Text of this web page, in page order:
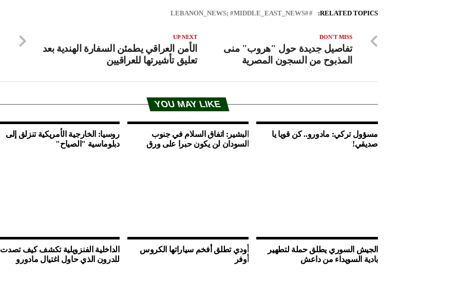
RELATED TOPICS:
#LEBANON_NEWS; #MIDDLE_EAST_NEWS
UP NEXT
الأمن العراقي يطمئن السفارة الهندية بعد
تعليق تأشيرتها للعراقيين
DON'T MISS
تفاصيل جديدة حول "هروب" منى
المذبوح من السجون المصرية
YOU MAY LIKE
مسؤول تركي: مادورو.. كن قويا يا
صديقي!
البشير: اتفاق السلام في جنوب
السودان لن يكون حبرا على ورق
روسيا: الخارجية الأمريكية تنزلق إلى
دبلوماسية "الصياح"
الجيش السوري يطلق حملة لتطهير
بادية السويداء من داعش
أودي تطلق أفخم سياراتها الكروس
أوفر
الداخلية الفنزويلية تكشف كيف تصدت
للدرون الذي حاول اغتيال مادورو